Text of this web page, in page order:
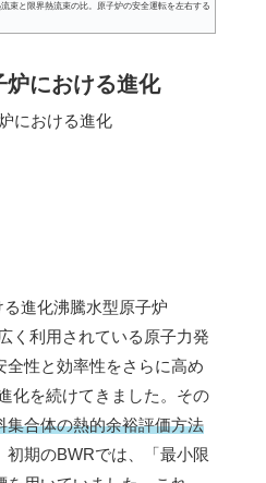
束と限界熱流束の比。原子炉の安全運転を左右する
炉における進化
進化沸騰水型原子炉
く利用されている原子力発
全性と効率性をさらに高め
化を続けてきました。その
集合体の熱的余裕評価方法
初期のBWRでは、「最小限